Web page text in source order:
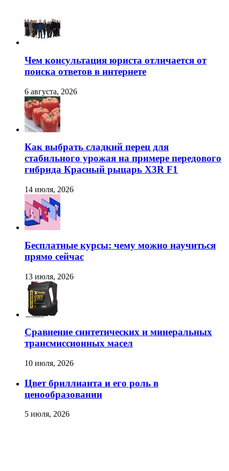
Чем консультация юриста отличается от
поиска ответов в интернете
6 августа, 2026
Как выбрать сладкий перец для
стабильного урожая на примере передового
гибрида Красный рыцарь X3R F1
14 июля, 2026
Бесплатные курсы: чему можно научиться
прямо сейчас
13 июля, 2026
Сравнение синтетических и минеральных
трансмиссионных масел
10 июля, 2026
Цвет бриллианта и его роль в
ценообразовании
5 июля, 2026